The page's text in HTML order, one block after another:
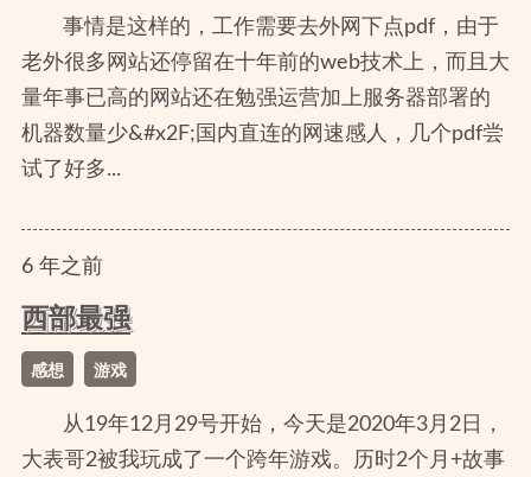
事情是这样的，工作需要去外网下点pdf，由于
老外很多网站还停留在十年前的web技术上，而且大
量年事已高的网站还在勉强运营加上服务器部署的
机器数量少&#x2F;国内直连的网速感人，几个pdf尝
试了好多...
6年之前
西部最强
感想 游戏
从19年12月29号开始，今天是2020年3月2日，
大表哥2被我玩成了一个跨年游戏。历时2个月+故事